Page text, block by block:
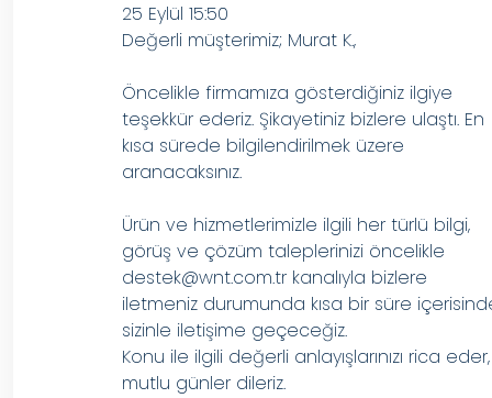
25 Eylül 15:50
Değerli müşterimiz; Murat K.,
Öncelikle firmamıza gösterdiğiniz ilgiye
teşekkür ederiz. Şikayetiniz bizlere ulaştı. En
kısa sürede bilgilendirilmek üzere
aranacaksınız.
Ürün ve hizmetlerimizle ilgili her türlü bilgi,
görüş ve çözüm taleplerinizi öncelikle
destek@wnt.com.tr kanalıyla bizlere
iletmeniz durumunda kısa bir süre
sizinle iletişime geçeceğiz.
Konu ile ilgili değerli anlayışlarınızı rica eder,
mutlu günler dileriz.